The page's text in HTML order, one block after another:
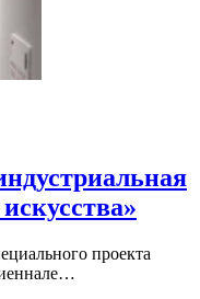
проекта